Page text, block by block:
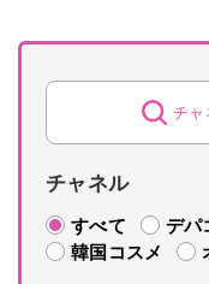
チャ
チャネル
すべて デパ
韓国コスメ